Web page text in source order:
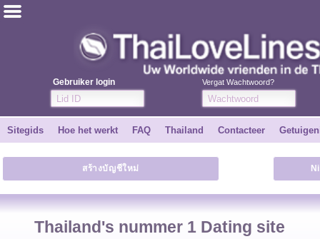
Gebruiker login Vergat Wachtwoord?
ไทย
Word GRATIS
Getuigenissen
Vertel een vriend
Sitegids Hoe het werkt FAQ Thailand Contacteer
สร้างบัญชีใหม่
Thailand's nummer 1 Dating site